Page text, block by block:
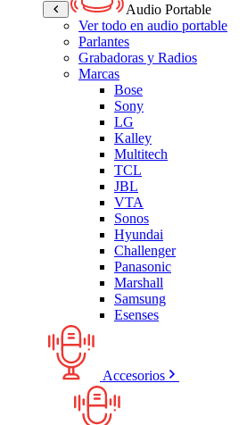
Audio Portable
Ver todo en audio portable
Parlantes
Grabadoras y Radios
Marcas
Bose
Sony
LG
Kalley
Multitech
TCL
JBL
VTA
Sonos
Hyundai
Challenger
Panasonic
Marshall
Samsung
Esenses
Accesorios